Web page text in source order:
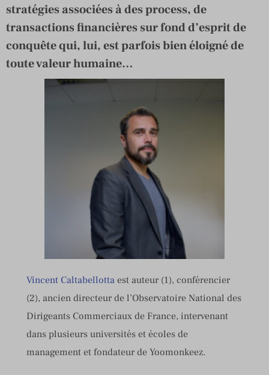
stratégies associées à des process, de
transactions financières sur fond d’esprit de
conquête qui, lui, est parfois bien éloigné de
toute valeur humaine…
Vincent Caltabellotta est auteur (1), conférencier
(2), ancien directeur de l’Observatoire National des
Dirigeants Commerciaux de France, intervenant
dans plusieurs universités et écoles de
management et fondateur de Yoomonkeez.